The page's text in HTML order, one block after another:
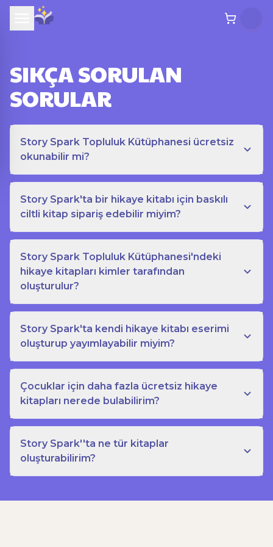
SIKÇA SORULAN
SORULAR
Story Spark Topluluk Kütüphanesi ücretsiz
okunabilir mi?
Story Spark'ta bir hikaye kitabı için baskılı
ciltli kitap sipariş edebilir miyim?
Story Spark Topluluk Kütüphanesi'ndeki
hikaye kitapları kimler tarafından
oluşturulur?
Story Spark'ta kendi hikaye kitabı eserimi
oluşturup yayımlayabilir miyim?
Çocuklar için daha fazla ücretsiz hikaye
kitapları nerede bulabilirim?
Story Spark''ta ne tür kitaplar
oluşturabilirim?